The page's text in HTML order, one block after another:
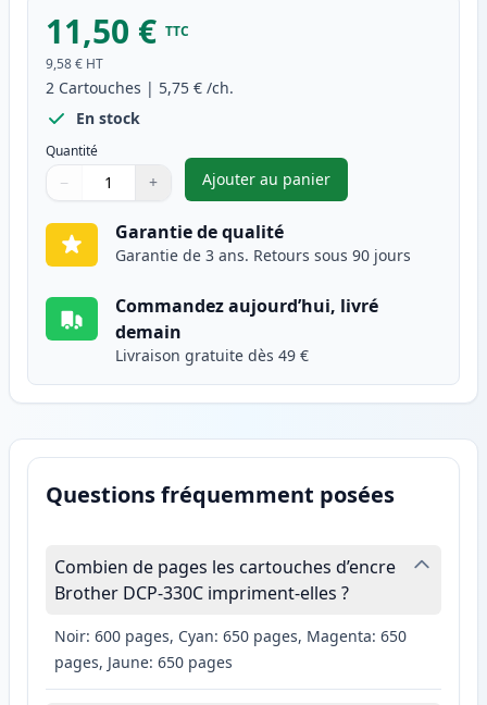
11,50 € TTC
9,58 € HT
2 Cartouches | 5,75 € /ch.
En stock
Quantité
Quantité
Utilisez les boutons pour ajuster
− +
Quantité
Ajouter au panier
,Pack de 2 Brother LC1000Y
Garantie de qualité
Garantie de 3 ans. Retours sous 90 jours
Commandez aujourd’hui, livré
demain
Livraison gratuite dès 49 €
Questions fréquemment posées
Combien de pages les cartouches d’encre
Brother DCP-330C impriment-elles ?
Noir: 600 pages, Cyan: 650 pages, Magenta: 650
pages, Jaune: 650 pages